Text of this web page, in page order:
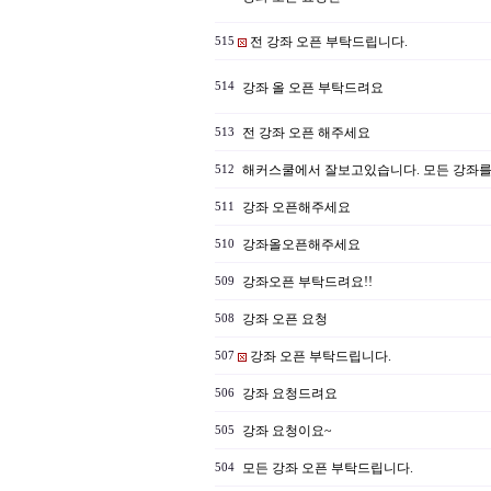
515 전 강좌 오픈 부탁드립니다.
514 강좌 올 오픈 부탁드려요
513 전 강좌 오픈 해주세요
512 해커스쿨에서 잘보고있습니다. 모든 강좌
511 강좌 오픈해주세요
510 강좌올오픈해주세요
509 강좌오픈 부탁드려요!!
508 강좌 오픈 요청
507 강좌 오픈 부탁드립니다.
506 강좌 요청드려요
505 강좌 요청이요~
504 모든 강좌 오픈 부탁드립니다.